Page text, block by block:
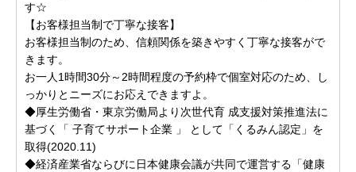
す☆
【お客様担当制で丁寧な接客】
お客様担当制のため、信頼関係を築きやすく丁寧な接客がで
きます。
お一人1時間30分～2時間程度の予約枠で個室対応のため、し
っかりとニーズにお応えできますよ。
◆厚生労働省・東京労働局より次世代育 成支援対策推進法に
基づく「 子育てサポート企業 」 として「くるみん認定」を
取得(2020.11)
◆経済産業省ならびに日本健康会議が共同で運営する「健康